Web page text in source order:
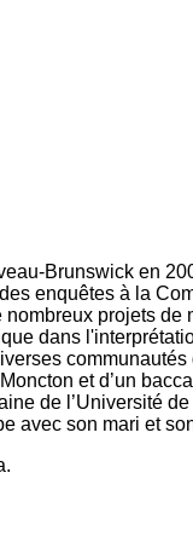
Brunswick en
enquêtes à la
projets de
dans
et d’un
de l’Université
avec son mari et